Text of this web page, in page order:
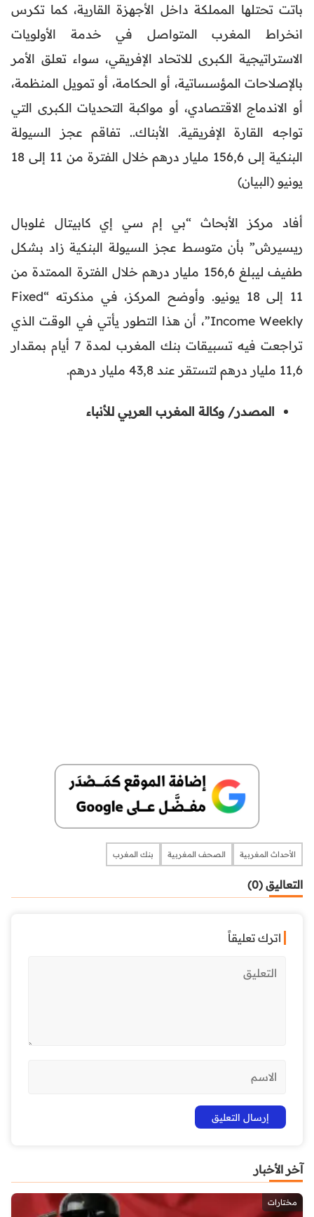
باتت تحتلها المملكة داخل الأجهزة القارية، كما تكرس
انخراط المغرب المتواصل في خدمة الأولويات
الاستراتيجية الكبرى للاتحاد الإفريقي، سواء تعلق الأمر
بالإصلاحات المؤسساتية، أو الحكامة، أو تمويل المنظمة،
أو الاندماج الاقتصادي، أو مواكبة التحديات الكبرى التي
تواجه القارة الإفريقية. الأبناك.. تفاقم عجز السيولة
البنكية إلى 156,6 مليار درهم خلال الفترة من 11 إلى 18
يونيو (البيان)
أفاد مركز الأبحاث “بي إم سي إي كابيتال غلوبال
ريسيرش” بأن متوسط عجز السيولة البنكية زاد بشكل
طفيف ليبلغ 156,6 مليار درهم خلال الفترة الممتدة من
11 إلى 18 يونيو. وأوضح المركز، في مذكرته “Fixed
Income Weekly”، أن هذا التطور يأتي في الوقت الذي
تراجعت فيه تسبيقات بنك المغرب لمدة 7 أيام بمقدار
11,6 مليار درهم لتستقر عند 43,8 مليار درهم.
المصدر/ وكالة المغرب العربي للأنباء
الأحداث المغربية الصحف المغربية بنك المغرب
التعاليق (0)
اترك تعليقاً
آخر الأخبار
مختارات